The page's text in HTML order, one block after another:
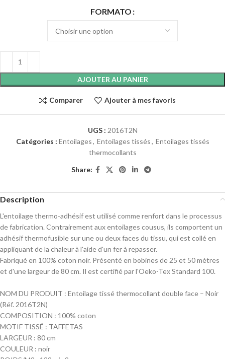
FORMATO
AJOUTER AU PANIER
Comparer Ajouter à mes favoris
UGS : 2016T2N
Catégories : Entoilages, Entoilages tissés, Entoilages tissés
thermocollants
Share:
Description
L'entoilage thermo-adhésif est utilisé comme renfort dans le processus
de fabrication. Contrairement aux entoilages cousus, ils comportent un
adhésif thermofusible sur une ou deux faces du tissu, qui est collé en
appliquant de la chaleur à l'aide d'un fer à repasser.
Fabriqué en 100% coton noir. Présenté en bobines de 25 et 50 mètres
et d'une largeur de 80 cm. Il est certifié par l'Oeko-Tex Standard 100.
NOM DU PRODUIT : Entoilage tissé thermocollant double face – Noir
(Réf. 2016T2N)
COMPOSITION : 100% coton
MOTIF TISSÉ : TAFFETAS
LARGEUR : 80 cm
COULEUR : noir